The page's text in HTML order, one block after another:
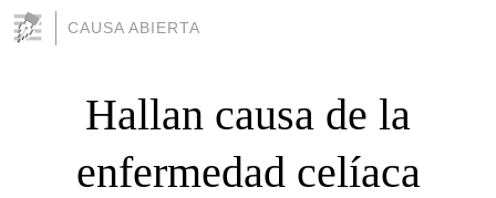
CAUSA ABIERTA
Hallan causa de la
enfermedad celíaca